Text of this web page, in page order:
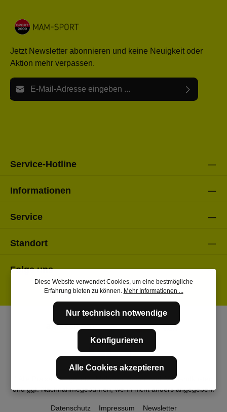
Jetzt Newsletter abonnieren und keine Neuigkeit oder
Aktion mehr verpassen.
E-Mail-Adresse*
Service-Hotline
Informationen
Service
Standort
Folge uns
* Alle Preise inkl. gesetzl. Mehrwertsteuer zzgl.Versandkosten
und ggf. Nachnahmegebühren, wenn nicht anders angegeben.
Datenschutz Impressum Newsletter
Diese Website verwendet Cookies, um eine bestmögliche
Erfahrung bieten zu können. Mehr Informationen ...
Nur technisch notwendige
Konfigurieren
Alle Cookies akzeptieren